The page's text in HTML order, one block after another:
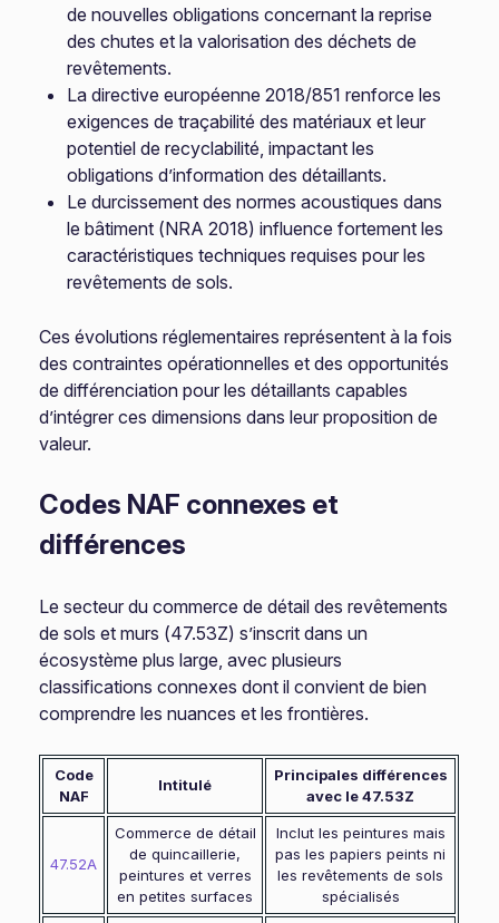
de nouvelles obligations concernant la reprise
des chutes et la valorisation des déchets de
revêtements.
La directive européenne 2018/851 renforce les
exigences de traçabilité des matériaux et leur
potentiel de recyclabilité, impactant les
obligations d’information des détaillants.
Le durcissement des normes acoustiques dans
le bâtiment (NRA 2018) influence fortement les
caractéristiques techniques requises pour les
revêtements de sols.
Ces évolutions réglementaires représentent à la fois
des contraintes opérationnelles et des opportunités
de différenciation pour les détaillants capables
d’intégrer ces dimensions dans leur proposition de
valeur.
Codes NAF connexes et
différences
Le secteur du commerce de détail des revêtements
de sols et murs (47.53Z) s’inscrit dans un
écosystème plus large, avec plusieurs
classifications connexes dont il convient de bien
comprendre les nuances et les frontières.
Code
NAF
Intitulé
Principales différences
avec le 47.53Z
47.52A
Commerce de détail
de quincaillerie,
peintures et verres
en petites surfaces
Inclut les peintures mais
pas les papiers peints ni
les revêtements de sols
spécialisés